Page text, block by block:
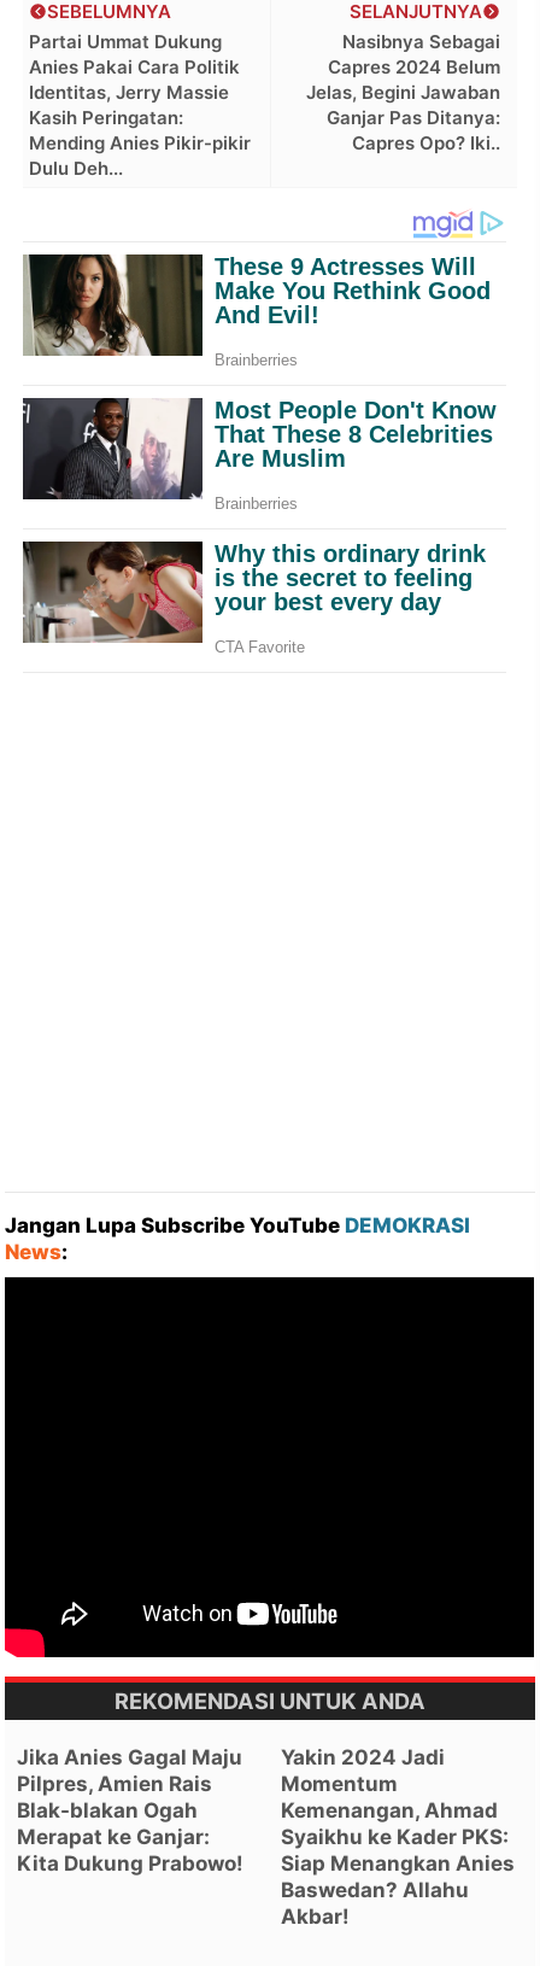
SELANJUTNYA
Nasibnya Sebagai
Capres 2024 Belum
Jelas, Begini Jawaban
Ganjar Pas Ditanya:
Capres Opo? Iki..
SEBELUMNYA
Partai Ummat Dukung
Anies Pakai Cara Politik
Identitas, Jerry Massie
Kasih Peringatan:
Mending Anies Pikir-pikir
Dulu Deh...
Jangan Lupa Subscribe YouTube DEMOKRASI
News:
REKOMENDASI UNTUK ANDA
Jika Anies Gagal Maju
Pilpres, Amien Rais
Blak-blakan Ogah
Merapat ke Ganjar:
Kita Dukung Prabowo!
Yakin 2024 Jadi
Momentum
Kemenangan, Ahmad
Syaikhu ke Kader PKS:
Siap Menangkan Anies
Baswedan? Allahu
Akbar!